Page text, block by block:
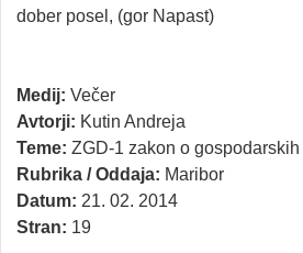
dober posel, (gor Napast)
Medij: Večer
Avtorji: Kutin Andreja
Teme: ZGD-1 zakon o
Rubrika / Oddaja: Maribor
Datum: 21. 02. 2014
Stran: 19